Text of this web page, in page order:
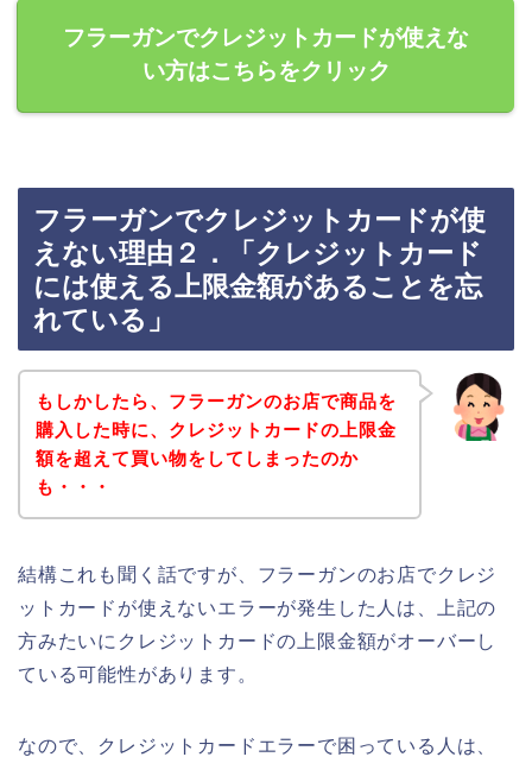
フラーガンでクレジットカードが使えな
い方はこちらをクリック
フラーガンでクレジットカードが使
えない理由２．「クレジットカード
には使える上限金額があることを忘
れている」
もしかしたら、フラーガンのお店で商品を
購入した時に、クレジットカードの上限金
額を超えて買い物をしてしまったのか
も・・・
結構これも聞く話ですが、フラーガンのお店でクレジ
ットカードが使えないエラーが発生した人は、上記の
方みたいにクレジットカードの上限金額がオーバーし
ている可能性があります。
なので、クレジットカードエラーで困っている人は、